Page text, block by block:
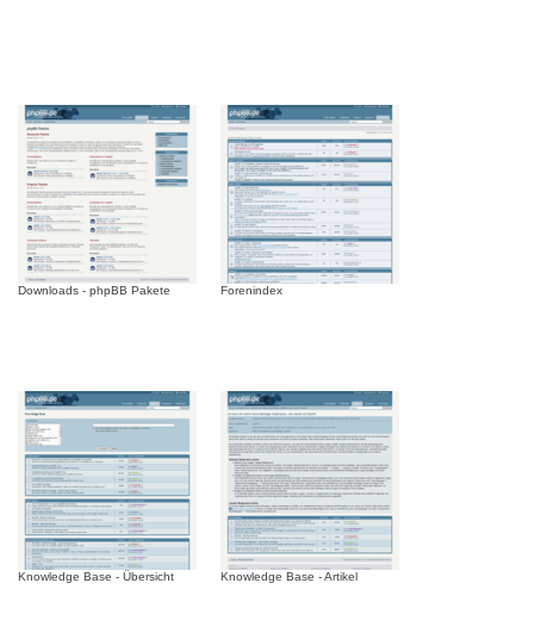
Downloads - phpBB Pakete Forenindex
Knowledge Base - Übersicht Knowledge Base - Artikel